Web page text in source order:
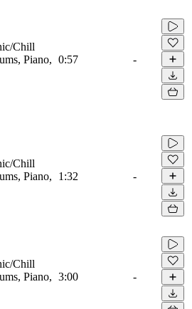
Chill
Piano, 0:57 -
Chill
Piano,
1:32 -
Chill
Piano, 3:00 -